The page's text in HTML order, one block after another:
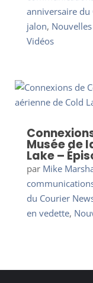
anniversaire du
jalon,
Vidéos
Musée de
Lake –
par Mike
du Courier
en vedette,